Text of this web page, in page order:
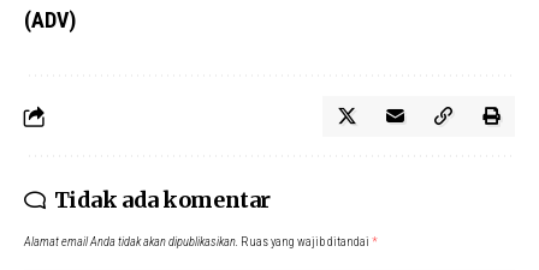
(ADV)
Tidak ada komentar
Alamat email Anda tidak akan dipublikasikan. Ruas yang wajib ditandai *